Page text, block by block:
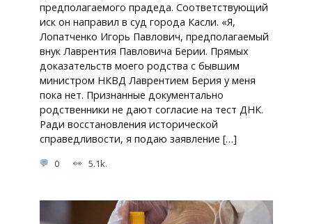
предполагаемого прадеда. Соответствующий
иск он направил в суд города Касли. «Я,
Лопатченко Игорь Павлович, предполагаемый
внук Лаврентия Павловича Берии. Прямых
доказательств моего родства с бывшим
министром НКВД Лаврентием Берия у меня
пока нет. Признанные документально
родственники не дают согласие на тест ДНК.
Ради восстановления исторической
справедливости, я подаю заявление […]
0 5.1k.